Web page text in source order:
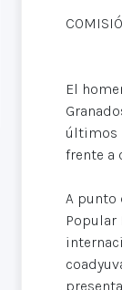
El
últimos
frente a
A punto
Popular